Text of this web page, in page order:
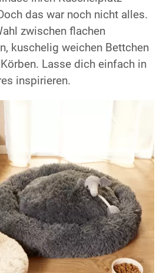
das war noch nicht alles.
zwischen flachen
kuschelig weichen Bettchen
Lasse dich einfach in
inspirieren.